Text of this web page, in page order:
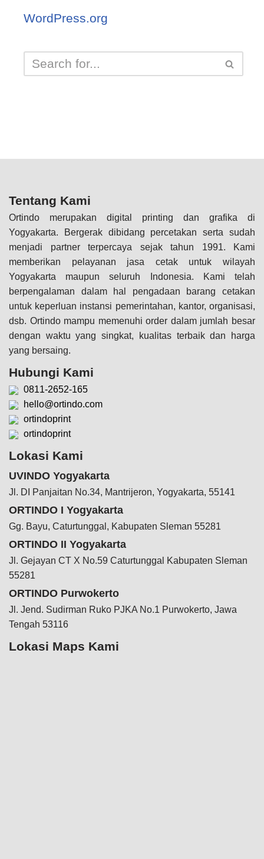
WordPress.org
Tentang Kami
Ortindo merupakan digital printing dan grafika di
Yogyakarta. Bergerak dibidang percetakan serta sudah
menjadi partner terpercaya sejak tahun 1991. Kami
memberikan pelayanan jasa cetak untuk wilayah
Yogyakarta maupun seluruh Indonesia. Kami telah
berpengalaman dalam hal pengadaan barang cetakan
untuk keperluan instansi pemerintahan, kantor, organisasi,
dsb. Ortindo mampu memenuhi order dalam jumlah besar
dengan waktu yang singkat, kualitas terbaik dan harga
yang bersaing.
Hubungi Kami
0811-2652-165
hello@ortindo.com
ortindoprint
ortindoprint
Lokasi Kami
UVINDO Yogyakarta
Jl. DI Panjaitan No.34, Mantrijeron, Yogyakarta, 55141
ORTINDO I Yogyakarta
Gg. Bayu, Caturtunggal, Kabupaten Sleman 55281
ORTINDO II Yogyakarta
Jl. Gejayan CT X No.59 Caturtunggal Kabupaten Sleman
55281
ORTINDO Purwokerto
Jl. Jend. Sudirman Ruko PJKA No.1 Purwokerto, Jawa
Tengah 53116
Lokasi Maps Kami